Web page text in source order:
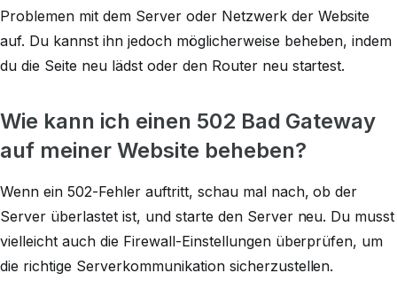
Problemen mit dem Server oder Netzwerk der Website
auf. Du kannst ihn jedoch möglicherweise beheben, indem
du die Seite neu lädst oder den Router neu startest.
Wie kann ich einen 502 Bad Gateway
auf meiner Website beheben?
Wenn ein 502-Fehler auftritt, schau mal nach, ob der
Server überlastet ist, und starte den Server neu. Du musst
vielleicht auch die Firewall-Einstellungen überprüfen, um
die richtige Serverkommunikation sicherzustellen.